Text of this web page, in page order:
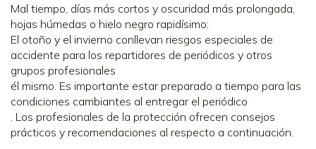
Mal tiempo, días más cortos y oscuridad más prolongada,
hojas húmedas o hielo negro rapidísimo:
El otoño y el invierno conllevan riesgos especiales de
accidente para los repartidores de periódicos y otros
grupos profesionales
él mismo. Es importante estar preparado a tiempo para las
condiciones cambiantes al entregar el periódico
. Los profesionales de la protección ofrecen consejos
prácticos y recomendaciones al respecto a continuación.